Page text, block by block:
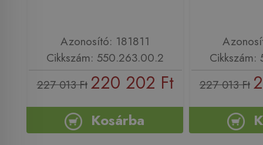
Azonosító: 181811
Cikkszám: 550.263.00.2
227 013 Ft 220 202 Ft
Kosárba
227 013 Ft